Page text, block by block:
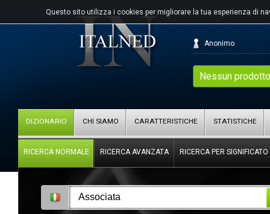
Questo sito utilizza i cookies per migliorare la tua esperienza di
Nessun
Anonimo
DIZIONARIO CHI SIAMO CARATTERISTICHE STATISTICHE
RICERCA NORMALE RICERCA AVANZATA RICERCA PER SIGNIFICATO